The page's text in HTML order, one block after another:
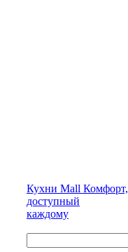
Кухни Mall Комфорт,
доступный
каждому